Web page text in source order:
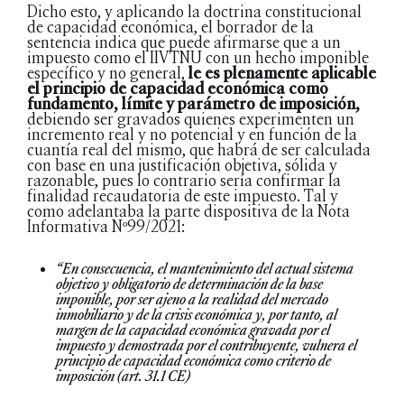
Dicho esto, y aplicando la doctrina constitucional
de capacidad económica, el borrador de la
sentencia indica que puede afirmarse que a un
impuesto como el IIVTNU con un hecho imponible
específico y no general,le es plenamente aplicable
el principio de capacidad económica como
fundamento, límite y parámetro de imposición,
debiendo ser gravados quienes experimenten un
incremento real y no potencial y en función de la
cuantía real del mismo, que habrá de ser calculada
con base en una justificación objetiva, sólida y
razonable, pues lo contrario sería confirmar la
finalidad recaudatoria de este impuesto. Tal y
como adelantaba la parte dispositiva de la Nota
Informativa Nº99/2021:
“En consecuencia, el mantenimiento del actual sistema
objetivo y obligatorio de determinación de la base
imponible, por ser ajeno a la realidad del mercado
inmobiliario y de la crisis económica y, por tanto, al
margen de la capacidad económica gravada por el
impuesto y demostrada por el contribuyente, vulnera el
principio de capacidad económica como criterio de
imposición (art. 31.1 CE)